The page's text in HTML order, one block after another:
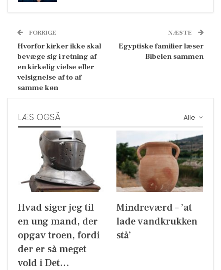
FORRIGE
Hvorfor kirker ikke skal
bevæge sig i retning af
en kirkelig vielse eller
velsignelse af to af
samme køn
NÆSTE
Egyptiske familier læser
Bibelen sammen
Alle
LÆS OGSÅ
Hvad siger jeg til
en ung mand, der
opgav troen, fordi
der er så meget
vold i Det…
Mindreværd – ’at
lade vandkrukken
stå’